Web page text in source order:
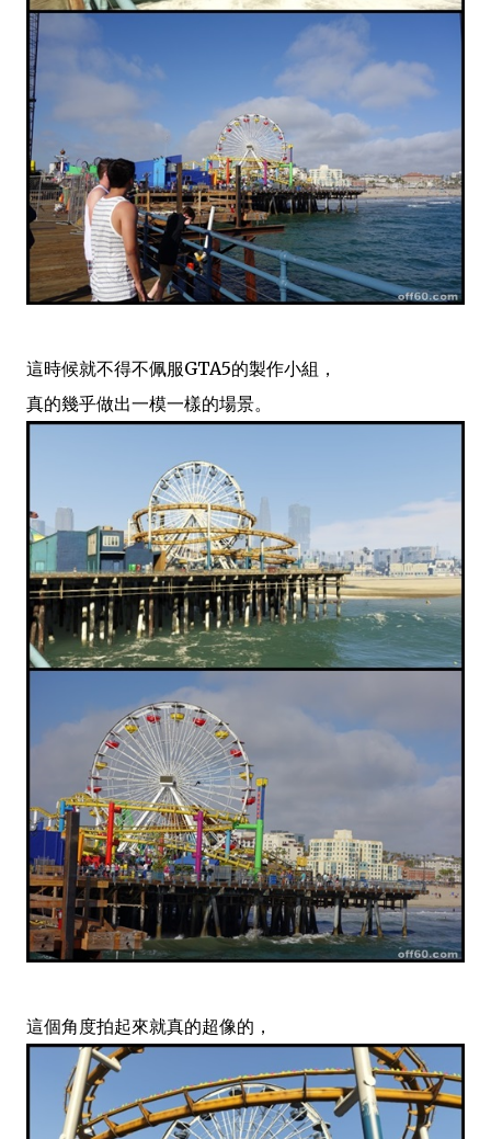
這時候就不得不佩服GTA5的製作小組，
真的幾乎做出一模一樣的場景。
這個角度拍起來就真的超像的，